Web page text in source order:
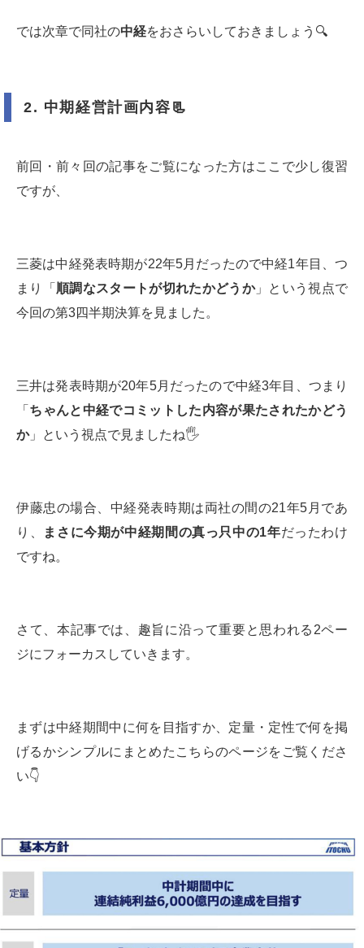
では次章で同社の中経をおさらいしておきましょう🔍
2. 中期経営計画内容 📃
前回・前々回の記事をご覧になった方はここで少し復習
ですが、
三菱は中経発表時期が22年5月だったので中経1年目、つ
まり「 順調なスタートが切れたかどうか」という視点で
今回の第3四半期決算を見ました。
三井は発表時期が20年5月だったので中経3年目、つまり
「 ちゃんと中経でコミットした内容が果たされたかどう
か」という視点で見ましたね🖐
伊藤忠の場合、中経発表時期は両社の間の21年5月であ
り、
まさに今期が中経期間の真っ只中の1年だったわけ
ですね。
さて、本記事では、趣旨に沿って重要と思われる2ペー
ジにフォーカスしていきます。
まずは中経期間中に何を目指すか、定量・定性で何を掲
げるかシンプルにまとめたこちらのページをご覧くださ
い👇